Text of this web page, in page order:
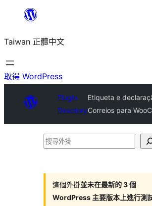
主
要
內
Taiwan 正體中文
取得 WordPress
Plugin
Directory
Etiqueta e
Correios para
搜
這個外掛並未在最新的 3 個
WordPress 主要版本上進行測